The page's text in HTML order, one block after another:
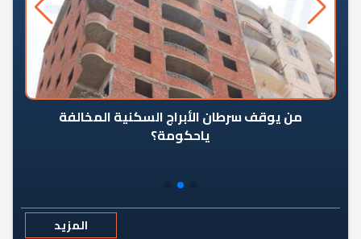
من يوقف سرطان الأبراج السكنية المخالفة
ياحكومة؟
المزيد